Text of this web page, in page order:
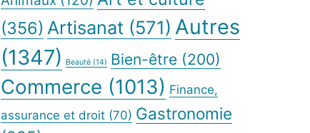
(356) Artisanat (571) Autres
(1347)
Beauté (14) Bien-être (200)
Commerce (1013) Finance,
assurance et droit (70) Gastronomie